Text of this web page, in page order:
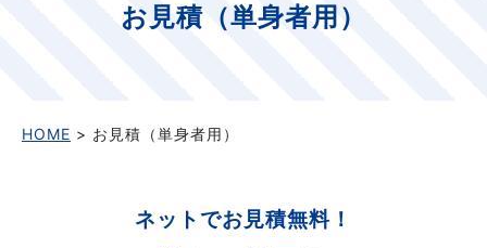
お見積（単身者用）
HOME > お見積（単身者用）
ネットでお見積無料！